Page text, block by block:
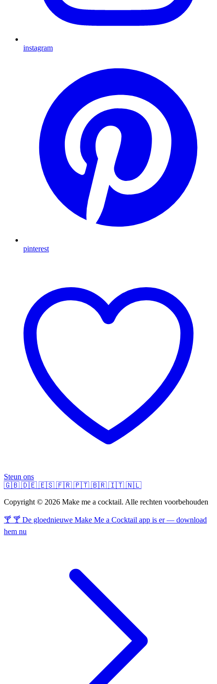
instagram
pinterest
Steun ons
🇬🇧 🇩🇪 🇪🇸 🇫🇷 🇵🇹 🇧🇷 🇮🇹 🇳🇱
Copyright © 2026 Make me a cocktail. Alle rechten voorbehouden
🍸 🍸 De gloednieuwe Make Me a Cocktail app is er — download
hem nu